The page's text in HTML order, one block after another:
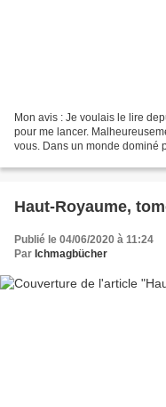
Mon avis : Je voulais le lire
pour me lancer.
vous. Dans un monde dominé
Haut-Royaume,
Publié le 04/06/2020 à 11:24
Par Ichmagbücher